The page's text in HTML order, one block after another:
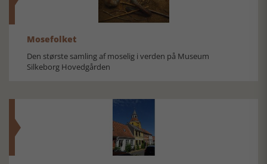
Mosefolket
Den største samling af moselig i verden på Museum
Silkeborg Hovedgården